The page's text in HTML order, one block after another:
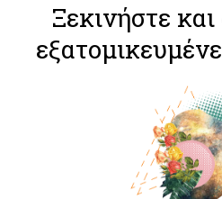
Ξεκινήστε